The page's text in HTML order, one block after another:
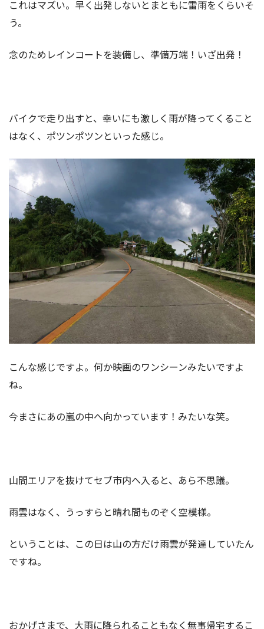
これはマズい。早く出発しないとまともに雷雨をくらいそ
う。
念のためレインコートを装備し、準備万端！いざ出発！
バイクで走り出すと、幸いにも激しく雨が降ってくること
はなく、ポツンポツンといった感じ。
こんな感じですよ。何か映画のワンシーンみたいですよ
ね。
今まさにあの嵐の中へ向かっています！みたいな笑。
山間エリアを抜けてセブ市内へ入ると、あら不思議。
雨雲はなく、うっすらと晴れ間ものぞく空模様。
ということは、この日は山の方だけ雨雲が発達していたん
ですね。
おかげさまで、大雨に降られることもなく無事帰宅するこ